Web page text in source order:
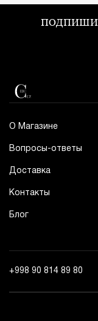
О Магазине
Вопросы-ответы
Доставка
Контакты
Блог
+998 90 814 89 80